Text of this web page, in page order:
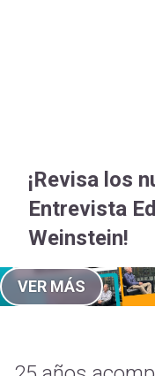
mi
cuenta
¡Revisa los
Entrevista
Weinstein!
VER MÁS